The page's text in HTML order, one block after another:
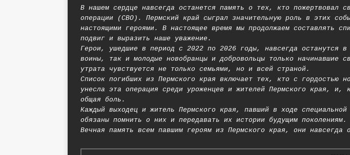
В нашем сердце навсегда останется память о тех, кто пожертвовал
операции (СВО). Пермский край сыграл значительную роль в этих
настоящими героями. В настоящее время мы продолжаем составлять
подвиг и выразить наше уважение.
Герои, ушедшие в период с 2022 по 2026 годы, навсегда останутся
воины, так и молодые новобранцы и добровольцы только
утрата чувствуется не только семьями, но и всей страной.
Список погибших из Пермского края включает тех, кто с гордостью
унесла эта операция среди уроженцев и жителей Пермского края,
общая боль.
Каждый выходец и житель Пермского края, павший в ходе
обязаны помнить о них и передавать их истории будущим поколениям.
Вечная память всем павшим героям из Пермского края, они навсегда